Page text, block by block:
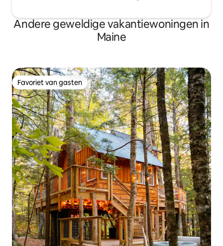
Andere geweldige vakantiewoningen in
Maine
Favoriet van gasten
Favoriet van gasten